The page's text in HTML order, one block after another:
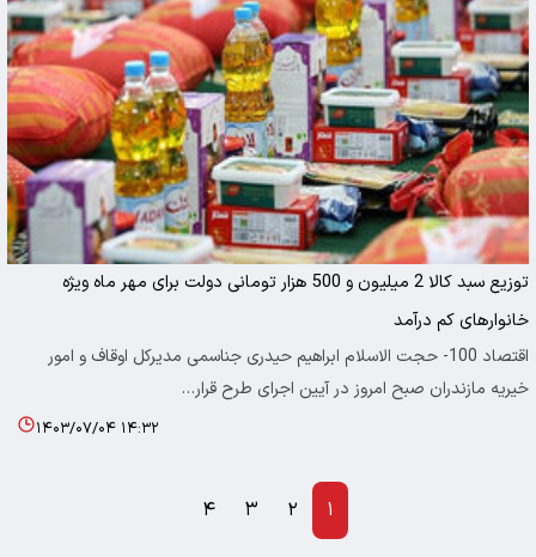
توزیع سبد کالا 2 میلیون و 500 هزار تومانی دولت برای مهر ماه ویژه
خانوارهای کم درآمد
اقتصاد 100- حجت الاسلام ابراهیم حیدری جناسمی مدیرکل اوقاف و امور
خیریه مازندران صبح امروز در آیین اجرای طرح قرار…
۱۴۰۳/۰۷/۰۴ ۱۴:۳۲
۱ ۲ ۳ ۴